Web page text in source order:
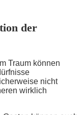
der
Traum können
nicht
wirklich